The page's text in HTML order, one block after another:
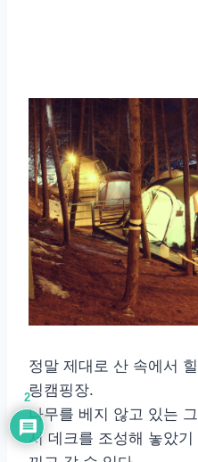
정말 제대로 산 속에서
링캠핑장.
나무를 베지 않고 있는
서 데크를 조성해 놓았
2